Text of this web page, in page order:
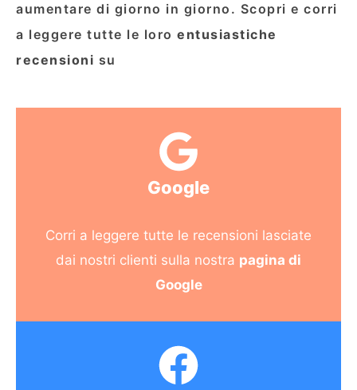
aumentare di giorno in giorno. Scopri e corri
a leggere tutte le loro entusiastiche
recensioni su
Google
Corri a leggere tutte le recensioni lasciate
dai nostri clienti sulla nostra pagina di
Google